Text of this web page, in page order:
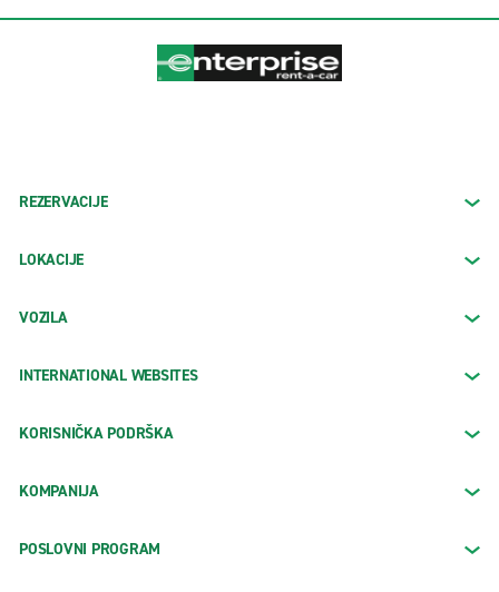
REZERVACIJE
LOKACIJE
VOZILA
INTERNATIONAL WEBSITES
KORISNIČKA PODRŠKA
KOMPANIJA
POSLOVNI PROGRAM